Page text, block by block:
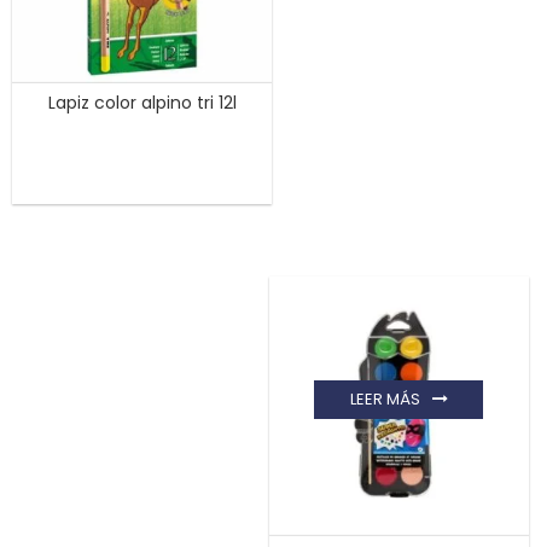
Lapiz color alpino tri 12l
LEER MÁS